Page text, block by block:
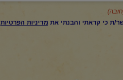
ת כי קראתי והבנתי אתמדיניות הפרטיות